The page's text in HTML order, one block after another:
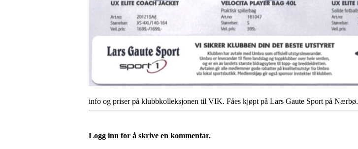
info og priser på klubbkolleksjonen til VIK. Fåes kjøpt på Lars Gaute Sport på Nærbø.
Logg inn for å skrive en kommentar.